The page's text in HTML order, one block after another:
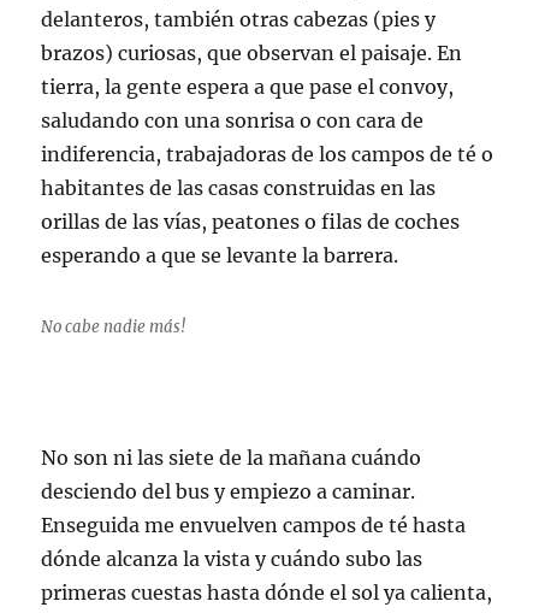
delanteros, también otras cabezas (pies y
brazos) curiosas, que observan el paisaje. En
tierra, la gente espera a que pase el convoy,
saludando con una sonrisa o con cara de
indiferencia, trabajadoras de los campos de té o
habitantes de las casas construidas en las
orillas de las vías, peatones o filas de coches
esperando a que se levante la barrera.
No cabe nadie más!
No son ni las siete de la mañana cuándo
desciendo del bus y empiezo a caminar.
Enseguida me envuelven campos de té hasta
dónde alcanza la vista y cuándo subo las
primeras cuestas hasta dónde el sol ya calienta,